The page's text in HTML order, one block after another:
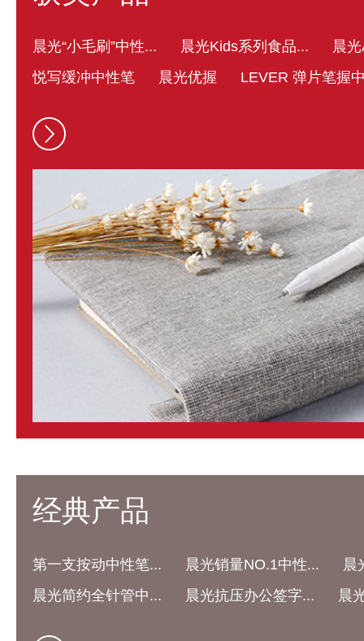
晨光“小毛刷”中性... 晨光Kids系列食品...
晨
悦写缓冲中性笔
晨光优握 LEVER 弹片笔握
经典产品
第一支按动中性笔... 晨光销量NO.1中性...
晨
晨光简约全针管中...
晨光抗压办公签字... 晨